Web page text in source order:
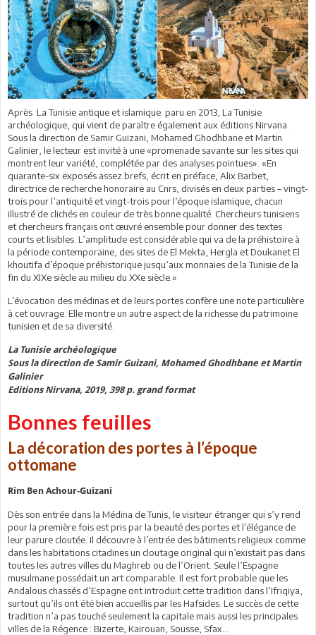
Après La Tunisie antique et islamique paru en 2013, La Tunisie
archéologique, qui vient de paraître également aux éditions Nirvana.
Sous la direction de Samir Guizani, Mohamed Ghodhbane et Martin
Galinier, le lecteur est invité à une «promenade savante sur les sites qui
montrent leur variété, complétée par des analyses pointues». «En
quarante-six exposés assez brefs, écrit en préface, Alix Barbet,
directrice de recherche honoraire au Cnrs, divisés en deux parties – vingt-
trois pour l’antiquité et vingt-trois pour l’époque islamique, chacun
illustré de clichés en couleur de très bonne qualité. Chercheurs tunisiens
et chercheurs français ont œuvré ensemble pour donner des textes
courts et lisibles. L’amplitude est considérable qui va de la préhistoire à
la période contemporaine, des sites de El Mekta, Hergla et Doukanet El
khoutifa d’époque préhistorique jusqu’aux monnaies de la Tunisie de la
fin du XIXe siècle au milieu du XXe siècle.»
L’évocation des médinas et de leurs portes confère une note particulière
à cet ouvrage. Elle montre un autre aspect de la richesse du patrimoine
tunisien et de sa diversité.
La Tunisie archéologique
Sous la direction de Samir Guizani, Mohamed Ghodhbane et Martin
Galinier
Editions Nirvana, 2019, 398 p. grand format
Bonnes feuilles
La décoration des portes à l’époque
ottomane
Rim Ben Achour-Guizani
Dès son entrée dans la Médina de Tunis, le visiteur étranger qui s’y rend
pour la première fois est pris par la beauté des portes et l’élégance de
leur parure cloutée. Il découvre à l’entrée des bâtiments religieux comme
dans les habitations citadines un cloutage original qui n’existait pas dans
toutes les autres villes du Maghreb ou de l’Orient. Seule l’Espagne
musulmane possédait un art comparable. Il est fort probable que les
Andalous chassés d’Espagne ont introduit cette tradition dans l’Ifriqiya,
surtout qu’ils ont été bien accueillis par les Hafsides. Le succès de cette
tradition n’a pas touché seulement la capitale mais aussi les principales
villes de la Régence : Bizerte, Kairouan, Sousse, Sfax…